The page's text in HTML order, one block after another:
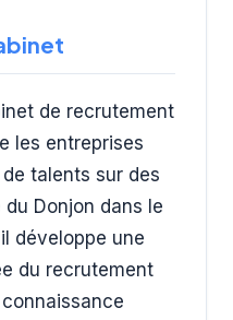
de recrutement
les entreprises
talents sur des
Donjon dans le
développe une
du recrutement